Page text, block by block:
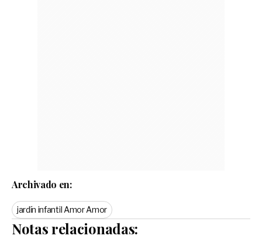
Archivado en:
jardín infantil Amor Amor
Notas relacionadas: